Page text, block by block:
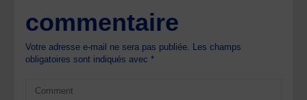
commentaire
Votre adresse e-mail ne sera pas publiée.
Les champs
obligatoires sont indiqués avec*